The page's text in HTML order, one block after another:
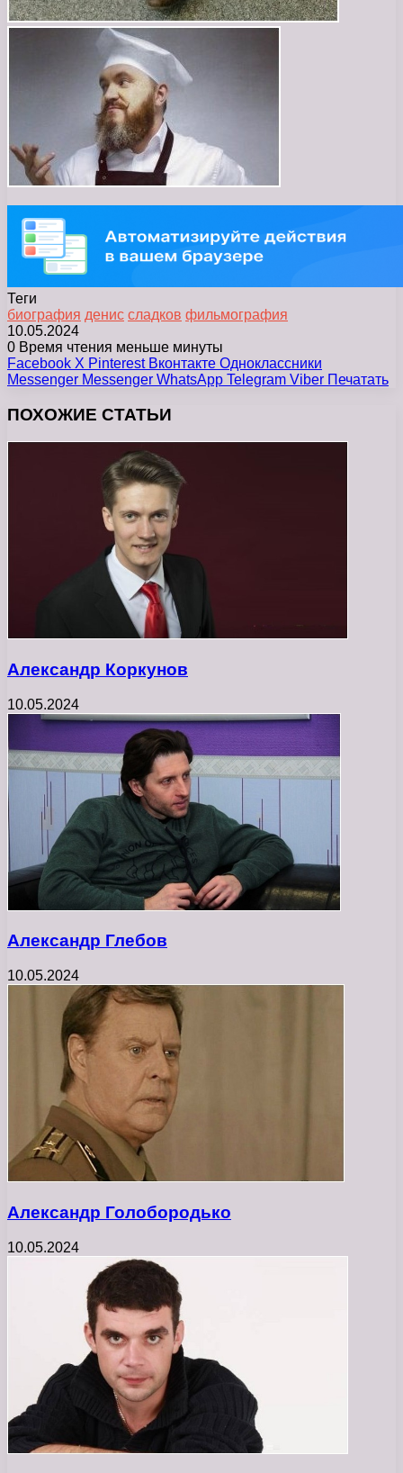
Теги
биография денис сладков фильмография
10.05.2024
0 Время чтения меньше минуты
Facebook X Pinterest Вконтакте Одноклассники
Messenger Messenger WhatsApp Telegram Viber Печатать
ПОХОЖИЕ СТАТЬИ
Александр Коркунов
10.05.2024
Александр Глебов
10.05.2024
Александр Голобородько
10.05.2024